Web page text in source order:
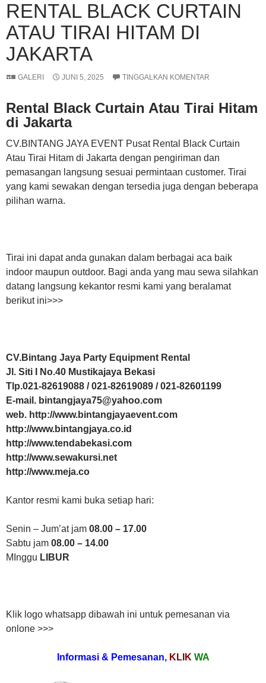
RENTAL BLACK CURTAIN
ATAU TIRAI HITAM DI
JAKARTA
GALERI JUNI 5, 2025 TINGGALKAN KOMENTAR
Rental Black Curtain Atau Tirai Hitam
di Jakarta
CV.BINTANG JAYA EVENT Pusat Rental Black Curtain
Atau Tirai Hitam di Jakarta dengan pengiriman dan
pemasangan langsung sesuai permintaan customer. Tirai
yang kami sewakan dengan tersedia juga dengan beberapa
pilihan warna.
Tirai ini dapat anda gunakan dalam berbagai aca baik
indoor maupun outdoor. Bagi anda yang mau sewa silahkan
datang langsung kekantor resmi kami yang beralamat
berikut ini>>>
CV.Bintang Jaya Party Equipment Rental
Jl. Siti I No.40 Mustikajaya Bekasi
Tlp.021-82619088 / 021-82619089 / 021-82601199
E-mail. bintangjaya75@yahoo.com
web. http://www.bintangjayaevent.com
http://www.bintangjaya.co.id
http://www.tendabekasi.com
http://www.sewakursi.net
http://www.meja.co
Kantor resmi kami buka setiap hari:
Senin – Jum’at jam 08.00 – 17.00
Sabtu jam 08.00 – 14.00
MInggu LIBUR
Klik logo whatsapp dibawah ini untuk pemesanan via
onlone >>>
Informasi & Pemesanan, KLIK WA